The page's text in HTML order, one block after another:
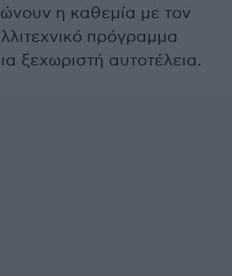
η καθεμία με τον
πρόγραμμα
ξεχωριστή αυτοτέλεια.